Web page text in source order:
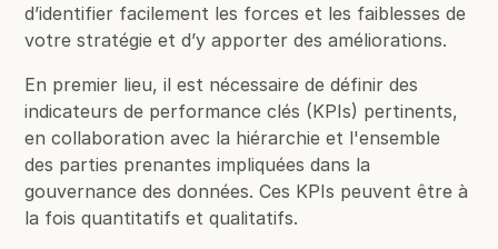
d’identifier facilement les forces et les faiblesses de
votre stratégie et d’y apporter des améliorations.
En premier lieu, il est nécessaire de définir des
indicateurs de performance clés (KPIs) pertinents,
en collaboration avec la hiérarchie et l'ensemble
des parties prenantes impliquées dans la
gouvernance des données. Ces KPIs peuvent être à
la fois quantitatifs et qualitatifs.